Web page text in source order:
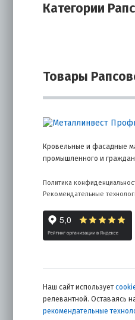
Категории
Товары
Кровельные и фасадные
промышленного и
Политика
Рекомендательные
Наш сайт использует
релевантной. Оставаясь
рекомендательные